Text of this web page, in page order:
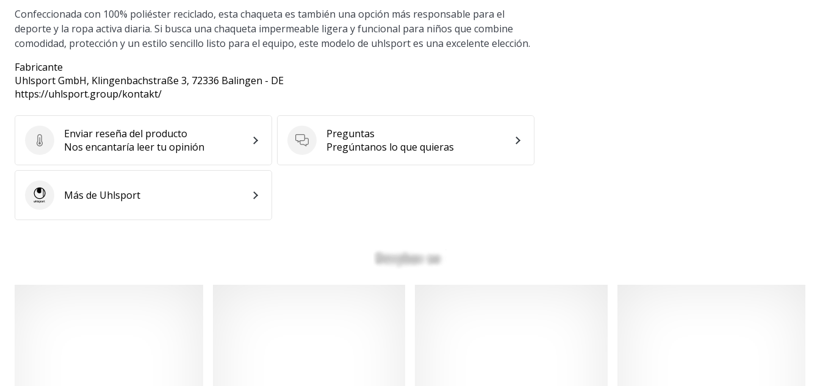
Confeccionada con 100% poliéster reciclado, esta chaqueta es también una opción más responsable para el
deporte y la ropa activa diaria. Si busca una chaqueta impermeable ligera y funcional para niños que combine
comodidad, protección y un estilo sencillo listo para el equipo, este modelo de uhlsport es una excelente elección.
Fabricante
Uhlsport GmbH, Klingenbachstraße 3, 72336 Balingen - DE
https://uhlsport.group/kontakt/
Enviar reseña del producto
Enviar reseña del producto
Nos encantaría leer tu opinión
Preguntas
Preguntas
Pregúntanos lo que quieras
UhlsportMás de Uhlsport